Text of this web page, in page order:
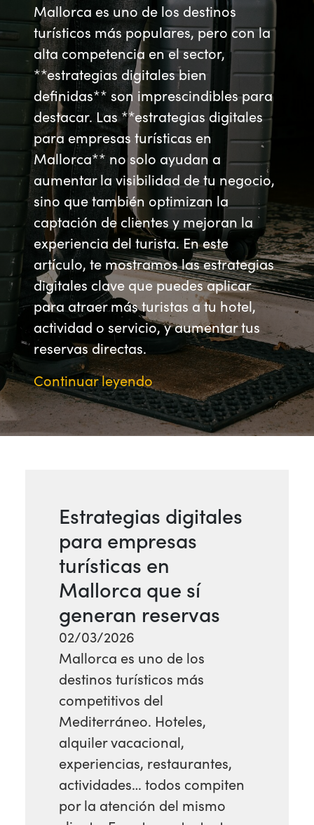
Mallorca es uno de los destinos
turísticos más populares, pero con la
alta competencia en el sector,
**estrategias digitales bien
definidas** son imprescindibles para
destacar. Las **estrategias digitales
para empresas turísticas en
Mallorca** no solo ayudan a
aumentar la visibilidad de tu negocio,
sino que también optimizan la
captación de clientes y mejoran la
experiencia del turista. En este
artículo, te mostramos las estrategias
digitales clave que puedes aplicar
para atraer más turistas a tu hotel,
actividad o servicio, y aumentar tus
reservas directas.
Continuar leyendo
Estrategias digitales
para empresas
turísticas en
Mallorca que sí
generan reservas
02/03/2026
Mallorca es uno de los
destinos turísticos más
competitivos del
Mediterráneo. Hoteles,
alquiler vacacional,
experiencias, restaurantes,
actividades… todos compiten
por la atención del mismo